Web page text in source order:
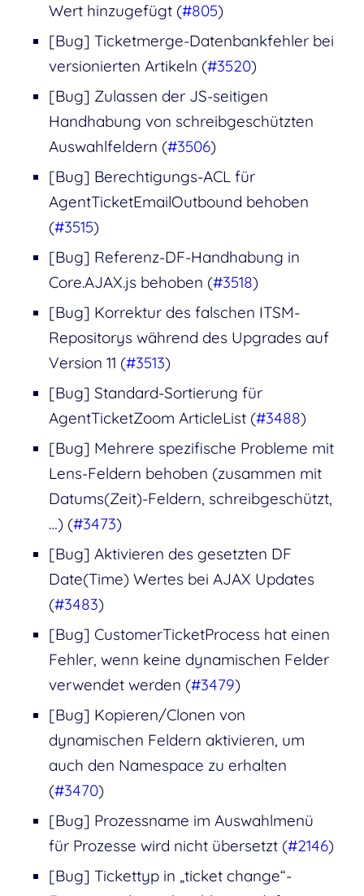
Wert hinzugefügt (#805)
[Bug] Ticketmerge-Datenbankfehler bei
versionierten Artikeln (#3520)
[Bug] Zulassen der JS-seitigen
Handhabung von schreibgeschützten
Auswahlfeldern (#3506)
[Bug] Berechtigungs-ACL für
AgentTicketEmailOutbound behoben
(#3515)
[Bug] Referenz-DF-Handhabung in
Core.AJAX.js behoben (#3518)
[Bug] Korrektur des falschen ITSM-
Repositorys während des Upgrades auf
Version 11 (#3513)
[Bug] Standard-Sortierung für
AgentTicketZoom ArticleList (#3488)
[Bug] Mehrere spezifische Probleme mit
Lens-Feldern behoben (zusammen mit
Datums(Zeit)-Feldern, schreibgeschützt,
…) (#3473)
[Bug] Aktivieren des gesetzten DF
Date(Time) Wertes bei AJAX Updates
(#3483)
[Bug] CustomerTicketProcess hat einen
Fehler, wenn keine dynamischen Felder
verwendet werden (#3479)
[Bug] Kopieren/Clonen von
dynamischen Feldern aktivieren, um
auch den Namespace zu erhalten
(#3470)
[Bug] Prozessname im Auswahlmenü
für Prozesse wird nicht übersetzt (#2146)
[Bug] Tickettyp in „ticket change“-